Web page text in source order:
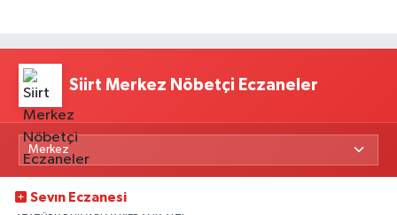
Siirt Merkez Nöbetçi Eczaneler
Sevın Eczanesi